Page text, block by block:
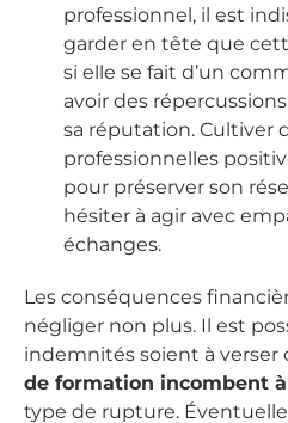
professionnel, il est
garder en tête que
si elle se fait d’un
avoir des
sa réputation. Cultiver
professionnelles
pour préserver son
hésiter à agir avec
échanges.
Les conséquences
négliger non plus. Il est
indemnités soient à verser
de formation incombent
type de rupture.